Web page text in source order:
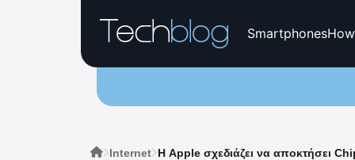
Smartphones
Internet Η Apple σχεδιάζει να αποκτήσει